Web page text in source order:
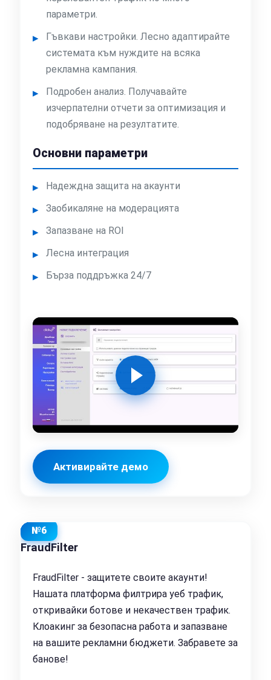
параметри.
Гъвкави настройки. Лесно адаптирайте
системата към нуждите на всяка
рекламна кампания.
Подробен анализ. Получавайте
изчерпателни отчети за оптимизация и
подобряване на резултатите.
Основни параметри
Надеждна защита на акаунти
Заобикаляне на модерацията
Запазване на ROI
Лесна интеграция
Бърза поддръжка 24/7
Активирайте демо
№6
FraudFilter
FraudFilter - защитете своите акаунти!
Нашата платформа филтрира уеб трафик,
откривайки ботове и некачествен трафик.
Клоакинг за безопасна работа и запазване
на вашите рекламни бюджети. Забравете за
банове!